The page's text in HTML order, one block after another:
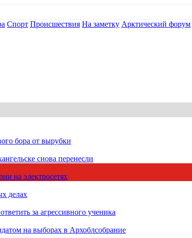
Спорт Происшествия На заметку Арктический форум
бора от вырубки
снова перенесли
на электросетях
делах
за агрессивного ученика
на выборах в Архоблсобрание